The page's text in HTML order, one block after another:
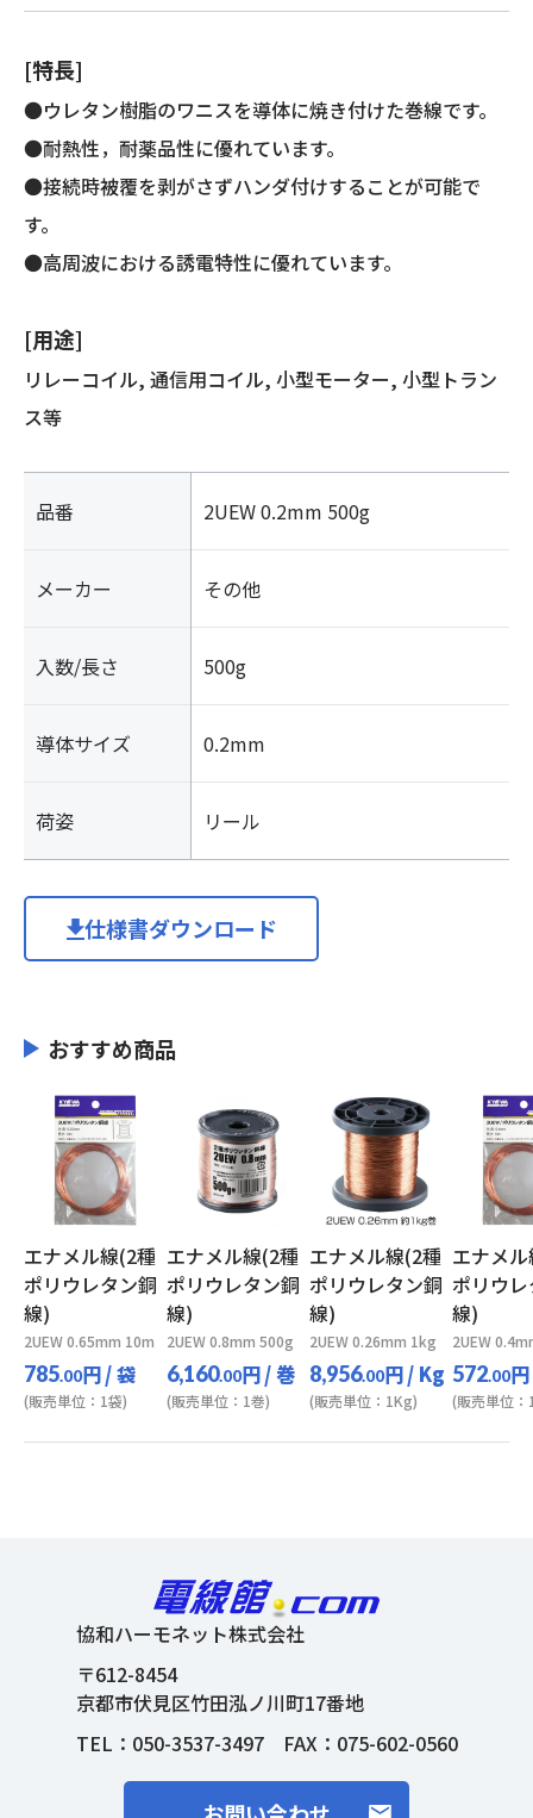
個
[特長]
●ウレタン樹脂のワニスを導体に焼き付けた巻線です。
●耐熱性，耐薬品性に優れています。
●接続時被覆を剥がさずハンダ付けすることが可能で
す。
●高周波における誘電特性に優れています。
[用途]
リレーコイル, 通信用コイル, 小型モーター, 小型トラン
ス等
品番 2UEW 0.2mm 500g
メーカー その他
入数/長さ 500g
導体サイズ 0.2mm
荷姿 リール
仕様書ダウンロード
おすすめ商品
エナメル線(2種
ポリウレタン銅
線)
2UEW 0.65mm 10m
785.00円/ 袋
(販売単位：1袋)
エナメル線(2種
ポリウレタン銅
線)
2UEW 0.8mm 500g
6,160.00円/ 巻
(販売単位：1巻)
エナメル線(2種
ポリウレタン銅
線)
2UEW 0.26mm 1kg
8,956.00円/ Kg
(販売単位：1Kg)
エナメ
ポリウ
線)
2UEW
572.00円
(販売単位：
協和ハーモネット株式会社
〒612-8454
京都市伏見区竹田泓ノ川町17番地
TEL： 050-3537-3497FAX：075-602-0560